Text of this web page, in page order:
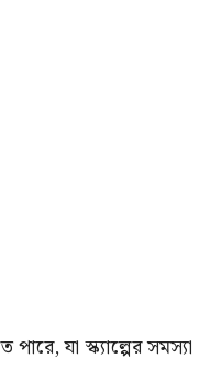
যা স্ক্যাল্পের সমস্যা